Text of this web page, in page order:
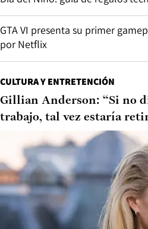
GTA VI presenta su primer
por Netflix
CULTURA Y ENTRETENCIÓN
Gillian Anderson: “Si no
trabajo, tal vez estaría